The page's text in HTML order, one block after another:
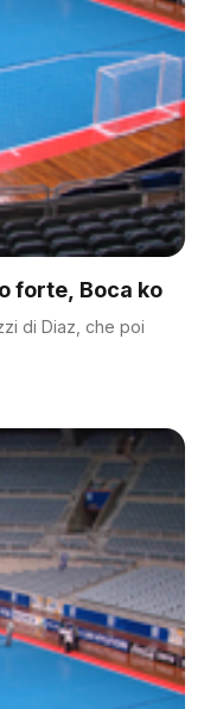
forte, Boca ko
di Diaz, che poi